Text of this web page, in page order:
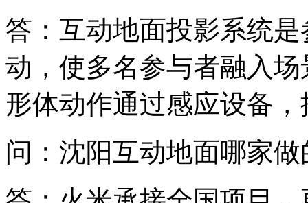
答：互动地面投影系统
动，使多名参与者融入
形体动作通过感应设备
问：沈阳互动地面哪家做